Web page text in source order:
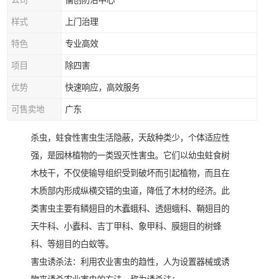
样式 上门治理
特色 专业高效
项目 除四害
优势 快速响应，高效服务
可售卖地 广东
杀虫，蛀食性害虫生活隐蔽，天敌种类少，个体适应性
强，是园林植物的一类毁灭性害虫。它们以幼虫蛀食树
木枝干，不仅使输导组织受到破坏而引起植物，而且在
木质部内形成纵横交错的虫道，降低了木材的经济。此
类害虫主要有鳞翅目的木蠹蛾科、透翅蛾科、鞘翅目的
天牛科、小蠹科、吉丁甲科、象甲科、膜翅目的树蜂
科、等翅目的白蚁等。
害虫诱杀法：利用农业害虫的趋性，人为设置器械或诱